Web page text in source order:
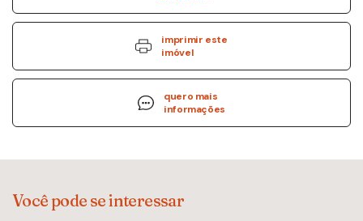
imprimir este
imóvel
quero mais
informações
Você pode se interessar